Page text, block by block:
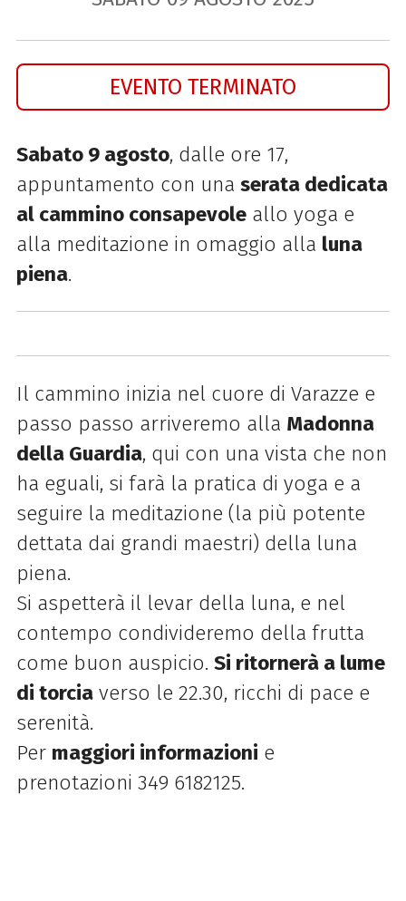
EVENTO TERMINATO
Sabato 9 agosto, dalle ore 17,
appuntamento con una serata dedicata
al cammino consapevoleallo yoga e
alla meditazione in omaggio alla luna
piena.
Il cammino inizia nel cuore di Varazze e
passo passo arriveremo alla Madonna
della Guardia, qui con una vista che non
ha eguali, si farà la pratica di yoga e a
seguire la meditazione (la più potente
dettata dai grandi maestri) della luna
piena.
Si aspetterà il levar della luna, e nel
contempo condivideremo della frutta
come buon auspicio. Si ritornerà a lume
di torciaverso le 22.30, ricchi di pace e
serenità.
Per maggiori informazioni e
prenotazioni 349 6182125.